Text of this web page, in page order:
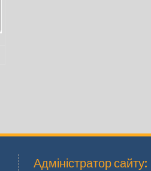
Адміністратор сайту: